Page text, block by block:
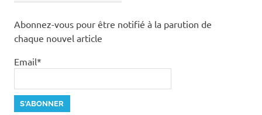
Abonnez-vous pour être notifié à la parution de
chaque nouvel article
Email*